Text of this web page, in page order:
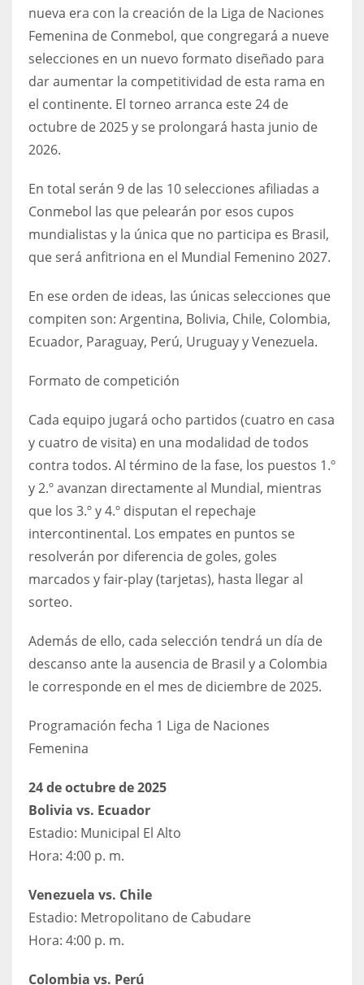
IND
34
MIN
6
DEN
24
PIT
NE
16
19
NYG
24
MIA
17
22
WSH
nueva era con la creación de la Liga de Naciones
Femenina de Conmebol, que congregará a nueve
selecciones en un nuevo formato diseñado para
dar aumentar la competitividad de esta rama en
el continente. El torneo arranca este 24 de
octubre de 2025 y se prolongará hasta junio de
2026.
En total serán 9 de las 10 selecciones afiliadas a
Conmebol las que pelearán por esos cupos
mundialistas y la única que no participa es Brasil,
que será anfitriona en el Mundial Femenino 2027.
En ese orden de ideas, las únicas selecciones que
compiten son: Argentina, Bolivia, Chile, Colombia,
Ecuador, Paraguay, Perú, Uruguay y Venezuela.
Formato de competición
Cada equipo jugará ocho partidos (cuatro en casa
y cuatro de visita) en una modalidad de todos
contra todos. Al término de la fase, los puestos 1.º
y 2.º avanzan directamente al Mundial, mientras
que los 3.º y 4.º disputan el repechaje
intercontinental. Los empates en puntos se
resolverán por diferencia de goles, goles
marcados y fair-play (tarjetas), hasta llegar al
sorteo.
Además de ello, cada selección tendrá un día de
descanso ante la ausencia de Brasil y a Colombia
le corresponde en el mes de diciembre de 2025.
Programación fecha 1 Liga de Naciones
Femenina
24 de octubre de 2025
Bolivia vs. Ecuador
Estadio: Municipal El Alto
Hora: 4:00 p. m.
Venezuela vs. Chile
Estadio: Metropolitano de Cabudare
Hora: 4:00 p. m.
Colombia vs. Perú